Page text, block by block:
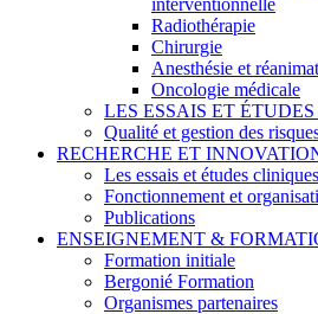
interventionnelle
Radiothérapie
Chirurgie
Anesthésie et
Oncologie médicale
LES ESSAIS ET
Qualité et gestion des
RECHERCHE ET
Les essais et études cliniques
Fonctionnement et
Publications
ENSEIGNEMENT &
Formation initiale
Bergonié Formation
Organismes partenaires